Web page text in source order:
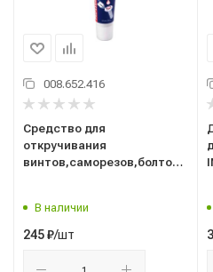
008.652.416
Средство для
откручивания
винтов,саморезов,болтов,гаек
В наличии
245₽/шт